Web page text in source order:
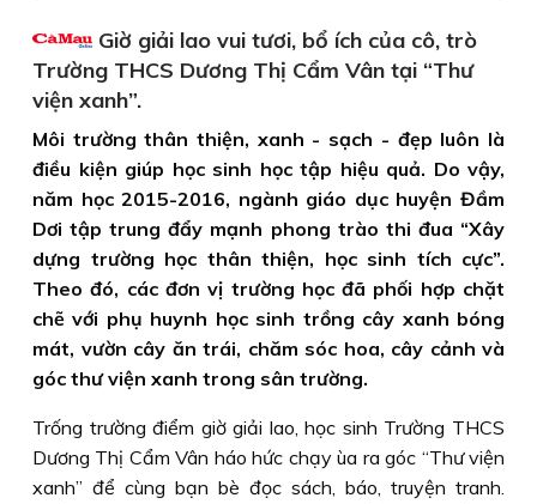
Giờ giải lao vui tươi, bổ ích của cô, trò
Trường THCS Dương Thị Cẩm Vân tại “Thư
viện xanh”.
Môi trường thân thiện, xanh - sạch - đẹp luôn là
điều kiện giúp học sinh học tập hiệu quả. Do vậy,
năm học 2015-2016, ngành giáo dục huyện Đầm
Dơi tập trung đẩy mạnh phong trào thi đua “Xây
dựng trường học thân thiện, học sinh tích cực”.
Theo đó, các đơn vị trường học đã phối hợp chặt
chẽ với phụ huynh học sinh trồng cây xanh bóng
mát, vườn cây ăn trái, chăm sóc hoa, cây cảnh và
góc thư viện xanh trong sân trường.
Trống trường điểm giờ giải lao, học sinh Trường THCS
Dương Thị Cẩm Vân háo hức chạy ùa ra góc “Thư viện
xanh” để cùng bạn bè đọc sách, báo, truyện tranh.